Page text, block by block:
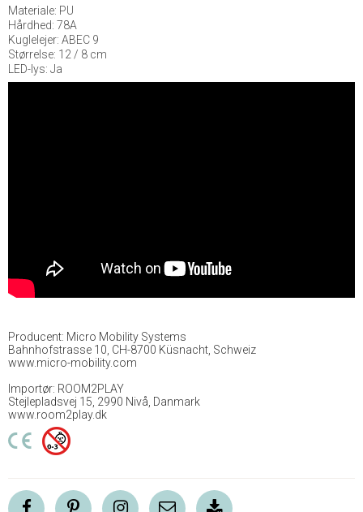
Materiale: PU
Hårdhed: 78A
Kuglelejer: ABEC 9
Størrelse: 12 / 8 cm
LED-lys: Ja
Producent: Micro Mobility Systems
Bahnhofstrasse 10, CH-8700 Küsnacht, Schweiz
www.micro-mobility.com
Importør: ROOM2PLAY
Stejlepladsvej 15, 2990 Nivå, Danmark
www.room2play.dk